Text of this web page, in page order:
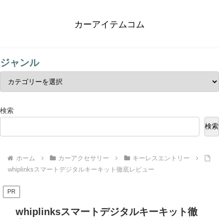
カーアイテムコム
ジャンル
検索
検索
ホーム カーアクセサリー
キーレスエントリー
whiplinksスマートデジタルキーキット徹底レビュー
PR
whiplinksスマートデジタルキーキット徹